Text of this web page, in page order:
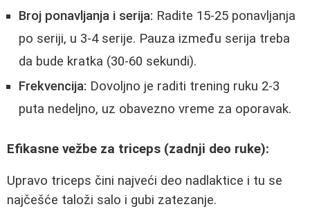
Broj ponavljanja i serija: Radite 15-25 ponavljanja
po seriji, u 3-4 serije. Pauza između serija treba
da bude kratka (30-60 sekundi).
Frekvencija: Dovoljno je raditi trening ruku 2-3
puta nedeljno, uz obavezno vreme za oporavak.
Efikasne vežbe za triceps (zadnji deo ruke):
Upravo triceps čini najveći deo nadlaktice i tu se
najčešće taloži salo i gubi zatezanje.